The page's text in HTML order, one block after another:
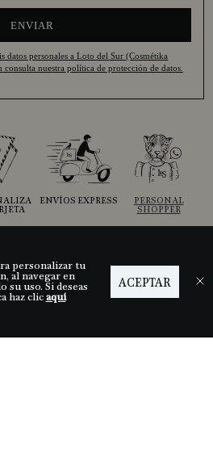
ENVIAR
datos personales a Loto del Sur (Cosmétika
nuestra política de protección de datos.
ENVÍOS EXPRESS
PERSONAL
SHOPPER
ACEPTAR
personalizar tu
al navegar en
su uso. Si deseas
haz clicaquí